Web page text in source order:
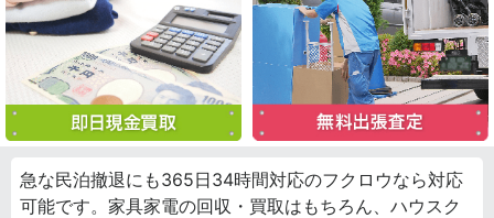
急な民泊撤退にも365日34時間対応のフクロウなら対応
可能です。家具家電の回収・買取はもちろん、ハウスク